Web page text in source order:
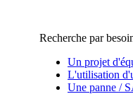
Recherche par
Un projet
L'utilisation
Une panne /